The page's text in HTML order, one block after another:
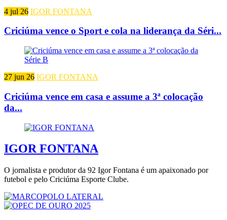
4 jul 26 IGOR FONTANA
Criciúma vence o Sport e cola na liderança da Séri...
27 jun 26 IGOR FONTANA
Criciúma vence em casa e assume a 3ª colocação
da...
IGOR FONTANA
O jornalista e produtor da 92 Igor Fontana é um apaixonado por
futebol e pelo Criciúma Esporte Clube.